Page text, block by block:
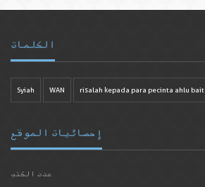
الكلمات
Syiah WAN risalah kepada para pecinta ahlu bait
إحصائيات الموقع
عدد الكتب